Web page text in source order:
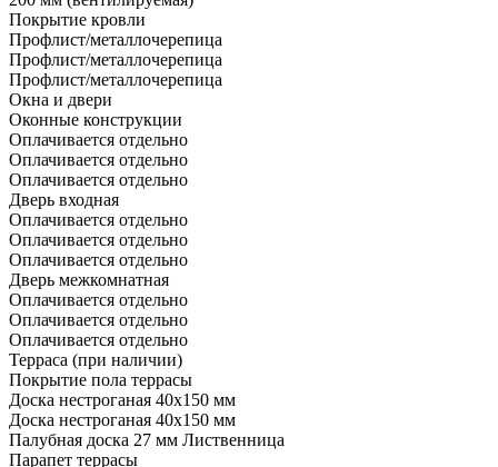
Покрытие кровли
Профлист/металлочерепица
Профлист/металлочерепица
Профлист/металлочерепица
Окна и двери
Оконные конструкции
Оплачивается отдельно
Оплачивается отдельно
Оплачивается отдельно
Дверь входная
Оплачивается отдельно
Оплачивается отдельно
Оплачивается отдельно
Дверь межкомнатная
Оплачивается отдельно
Оплачивается отдельно
Оплачивается отдельно
Терраса (при наличии)
Покрытие пола террасы
Доска нестроганая 40x150 мм
Доска нестроганая 40x150 мм
Палубная доска 27 мм Лиственница
Парапет террасы